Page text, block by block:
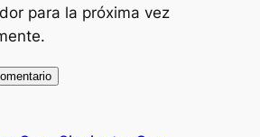
para la próxima vez